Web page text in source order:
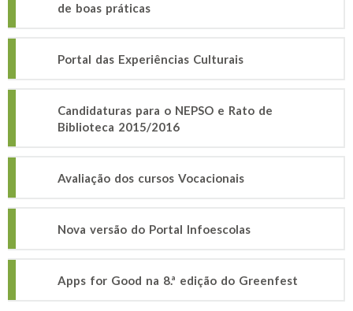
de boas práticas
Portal das Experiências Culturais
Candidaturas para o NEPSO e Rato de
Biblioteca 2015/2016
Avaliação dos cursos Vocacionais
Nova versão do Portal Infoescolas
Apps for Good na 8.ª edição do Greenfest